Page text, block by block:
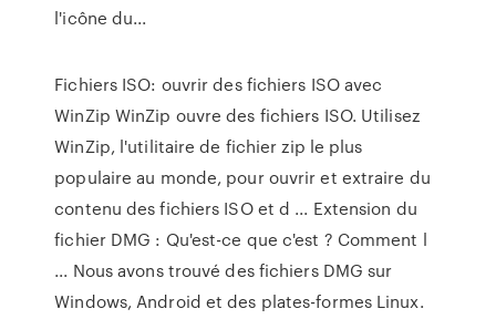
l'icône du...
Fichiers ISO: ouvrir des fichiers ISO avec
WinZip WinZip ouvre des fichiers ISO. Utilisez
WinZip, l'utilitaire de fichier zip le plus
populaire au monde, pour ouvrir et extraire du
contenu des fichiers ISO et d ... Extension du
fichier DMG : Qu'est-ce que c'est ? Comment l
... Nous avons trouvé des fichiers DMG sur
Windows, Android et des plates-formes Linux.